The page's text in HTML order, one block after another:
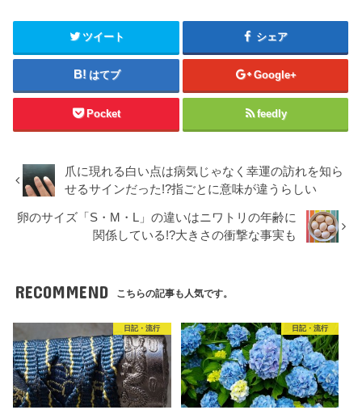
ツイート シェア
はてブ Google+
Pocket feedly
爪に現れる白い点は病気じゃなく幸運の訪れを知ら
せるサインだった!?指ごとに意味が違うらしい
卵のサイズ「S・M・L」の違いはニワトリの年齢に
関係している!?大きさの衝撃な事実も
RECOMMEND こちらの記事も人気です。
日記・流行 日記・流行